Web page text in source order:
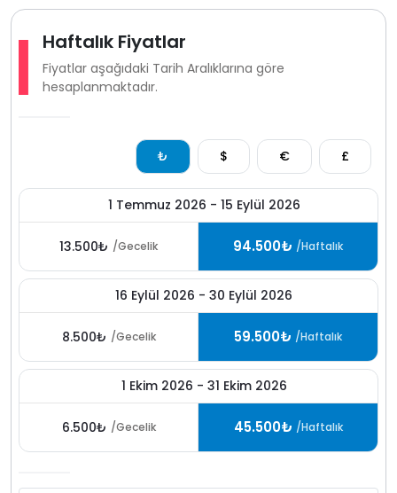
tarihlerde müsaitlik bulunması halinde yan tarafında
bulunanKAV2286- kodlu villamızda alternatif
konaklama imkânı sunarak birbirine yakın tatil yapma
avantajı sağlamaktadır.
Haftalık Fiyatlar
Fiyatlar aşağıdaki Tarih Aralıklarına göre
hesaplanmaktadır.
₺ $ € £
1 Temmuz 2026 - 15 Eylül 2026
13.500₺ /Gecelik 94.500₺ /Haftalık
16 Eylül 2026 - 30 Eylül 2026
8.500₺ /Gecelik 59.500₺ /Haftalık
1 Ekim 2026 - 31 Ekim 2026
6.500₺ /Gecelik 45.500₺ /Haftalık